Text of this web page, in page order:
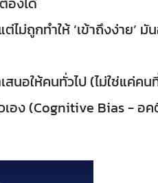
ถูกทำให้ ‘เข้าถึงง่าย’ มั
นอให้คนทั่วไป (ไม่ใช่แค่ค
เอง (Cognitive Bias - อ